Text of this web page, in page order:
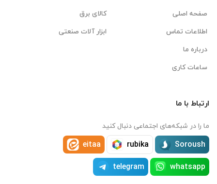
صفحه اصلی
اطلاعات تماس
درباره ما
ساعات کاری
کالای برق
ابزار آلات صنعتی
ارتباط با ما
ما را در شبکه‌های اجتماعی دنبال کنید
Soroush
rubika
eitaa
whatsapp
telegram